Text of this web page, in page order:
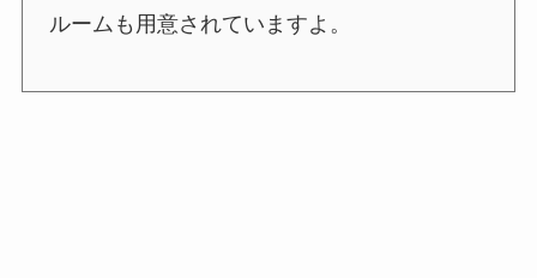
ルームも用意されていますよ。